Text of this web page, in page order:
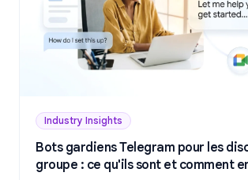
Industry Insights
Bots gardiens Telegram pour les
groupe : ce qu'ils sont et comment